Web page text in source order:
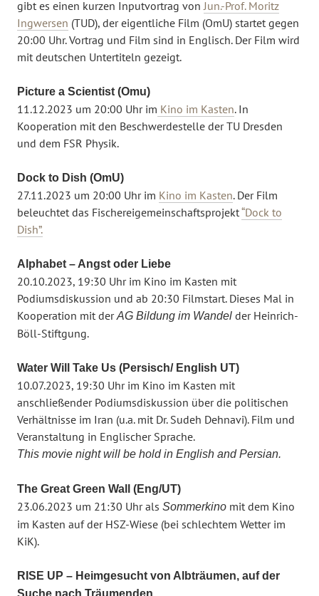
gibt es einen kurzen Inputvortrag vonJun.-Prof. Moritz
Ingwersen (TUD), der eigentliche Film (OmU) startet gegen
20:00 Uhr. Vortrag und Film sind in Englisch. Der Film wird
mit deutschen Untertiteln gezeigt.
Picture a Scientist (Omu)
11.12.2023 um 20:00 Uhr im Kino im Kasten. In
Kooperation mit den Beschwerdestelle der TU Dresden
und dem FSR Physik.
Dock to Dish (OmU)
27.11.2023 um 20:00 Uhr im Kino im Kasten. Der Film
beleuchtet das Fischereigemeinschaftsprojekt“Dock to
Dish”.
Alphabet – Angst oder Liebe
20.10.2023, 19:30 Uhr im Kino im Kasten mit
Podiumsdiskussion und ab 20:30 Filmstart. Dieses Mal in
Kooperation mit derAG Bildung im Wandel der Heinrich-
Böll-Stiftgung.
Water Will Take Us (Persisch/ English UT)
10.07.2023, 19:30 Uhr im Kino im Kasten mit
anschließender Podiumsdiskussion über die politischen
Verhältnisse im Iran (u.a. mit Dr. Sudeh Dehnavi). Film und
Veranstaltung in Englischer Sprache.
This movie night will be hold in English and Persian.
The Great Green Wall (Eng/UT)
23.06.2023 um 21:30 Uhr als Sommerkino mit dem Kino
im Kasten auf der HSZ-Wiese (bei schlechtem Wetter im
KiK).
RISE UP – Heimgesucht von Albträumen, auf der